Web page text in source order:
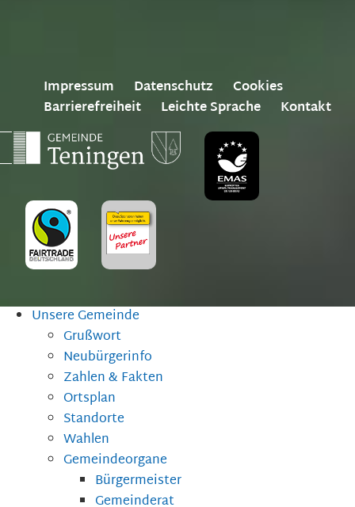
Impressum Datenschutz
Cookies
Barrierefreiheit
Leichte Sprache Kontakt
Unsere Gemeinde
Grußwort
Neubürgerinfo
Zahlen & Fakten
Ortsplan
Standorte
Wahlen
Gemeindeorgane
Bürgermeister
Gemeinderat